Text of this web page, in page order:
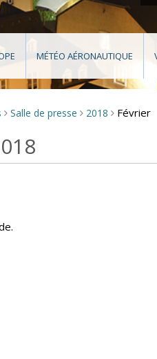
MÉTÉO AÉRONAUTIQUE
> Salle de presse > 2018 > Février